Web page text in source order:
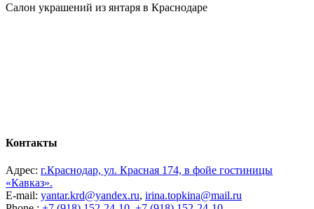
Салон украшений из янтаря в Краснодаре
Контакты
Адрес: г.Краснодар, ул. Красная 174, в фойе гостиницы
«Кавказ».
E-mail: yantar.krd@yandex.ru, irina.topkina@mail.ru